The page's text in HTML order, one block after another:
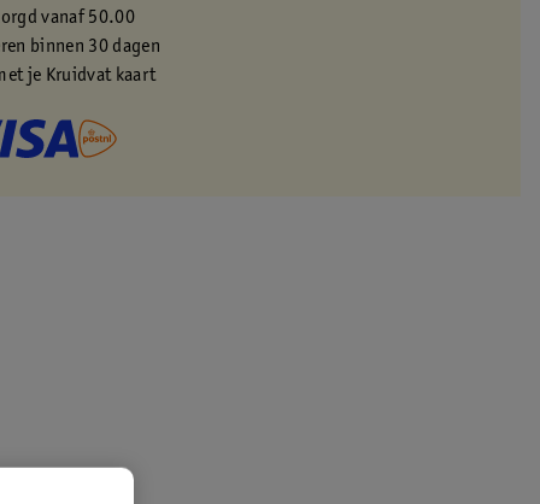
vanaf 50.00
binnen 30 dagen
je Kruidvat kaart